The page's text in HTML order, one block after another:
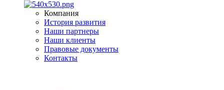
Компания
История развития
Наши партнеры
Наши клиенты
Правовые документы
Контакты